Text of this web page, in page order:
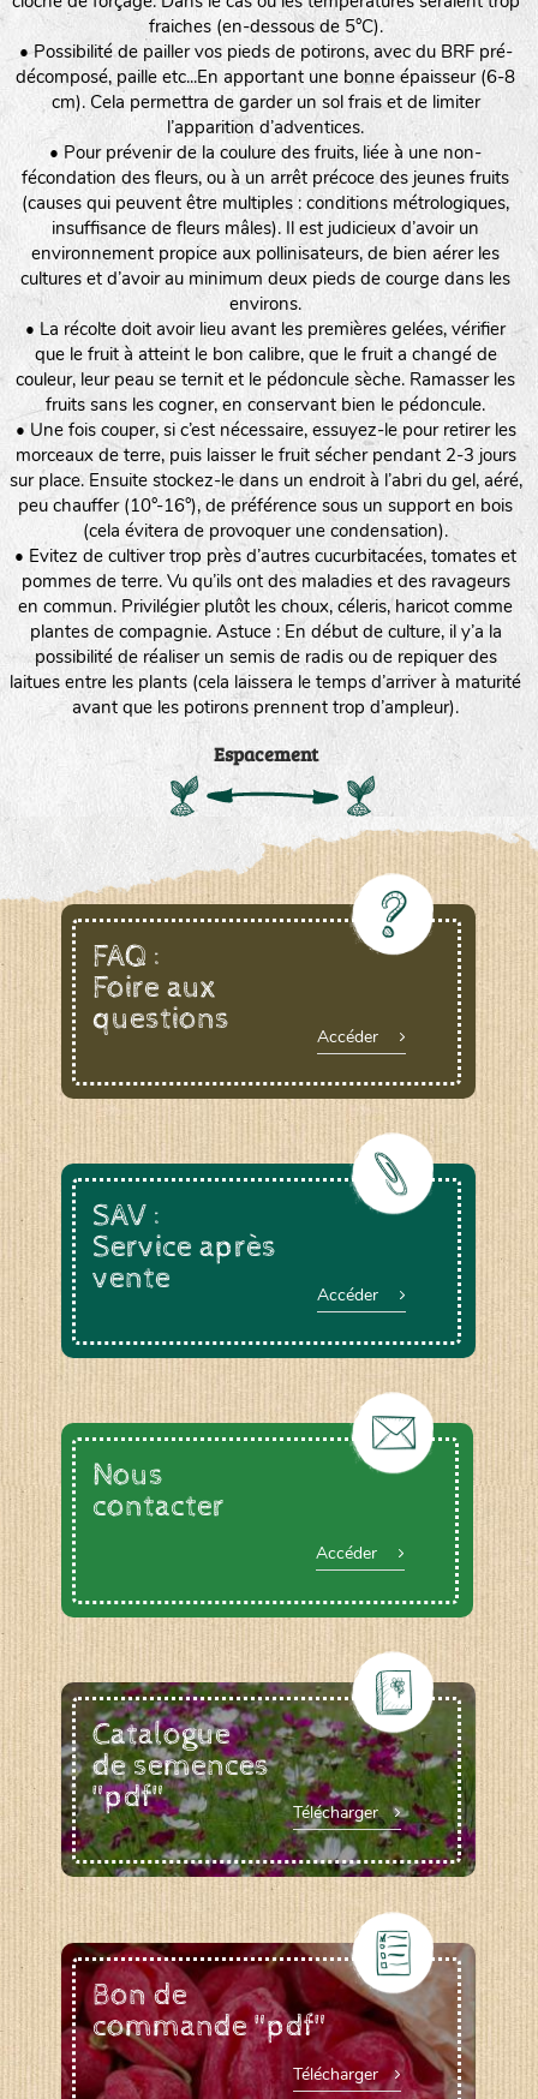
fraiches (en-dessous de 5°C).
• Possibilité de pailler vos pieds de potirons, avec du BRF pré-
décomposé, paille etc...En apportant une bonne épaisseur (6-8
cm). Cela permettra de garder un sol frais et de limiter
l’apparition d’adventices.
• Pour prévenir de la coulure des fruits, liée à une non-
fécondation des fleurs, ou à un arrêt précoce des jeunes fruits
(causes qui peuvent être multiples : conditions métrologiques,
insuffisance de fleurs mâles). Il est judicieux d’avoir un
environnement propice aux pollinisateurs, de bien aérer les
cultures et d’avoir au minimum deux pieds de courge dans les
environs.
• La récolte doit avoir lieu avant les premières gelées, vérifier
que le fruit à atteint le bon calibre, que le fruit a changé de
couleur, leur peau se ternit et le pédoncule sèche. Ramasser les
fruits sans les cogner, en conservant bien le pédoncule.
• Une fois couper, si c’est nécessaire, essuyez-le pour retirer les
morceaux de terre, puis laisser le fruit sécher pendant 2-3 jours
sur place. Ensuite stockez-le dans un endroit à l’abri du gel, aéré,
peu chauffer (10°-16°), de préférence sous un support en bois
(cela évitera de provoquer une condensation).
• Evitez de cultiver trop près d’autres cucurbitacées, tomates et
pommes de terre. Vu qu’ils ont des maladies et des ravageurs
en commun. Privilégier plutôt les choux, céleris, haricot comme
plantes de compagnie. Astuce : En début de culture, il y’a la
possibilité de réaliser un semis de radis ou de repiquer des
laitues entre les plants (cela laissera le temps d’arriver à maturité
avant que les potirons prennent trop d’ampleur).
Espacement
FAQ :
Foire aux
questions
Accéder
SAV :
Service après
vente
Accéder
Nous
contacter
Accéder
Catalogue
de semences
"pdf"
Télécharger
Bon de
commande "pdf"
Télécharger